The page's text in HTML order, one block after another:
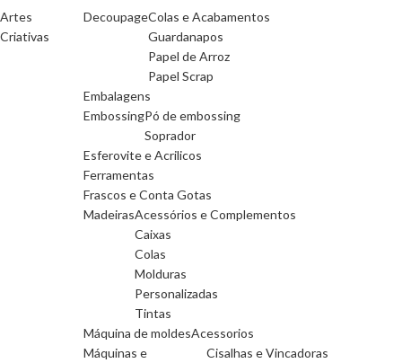
Artes
Criativas
DecoupageColas e Acabamentos
Guardanapos
Papel de Arroz
Papel Scrap
Embalagens
EmbossingPó de embossing
Soprador
Esferovite e Acrilicos
Ferramentas
Frascos e Conta Gotas
MadeirasAcessórios e Complementos
Caixas
Colas
Molduras
Personalizadas
Tintas
Máquina de moldesAcessorios
Máquinas e
Cisalhas e Vincadoras